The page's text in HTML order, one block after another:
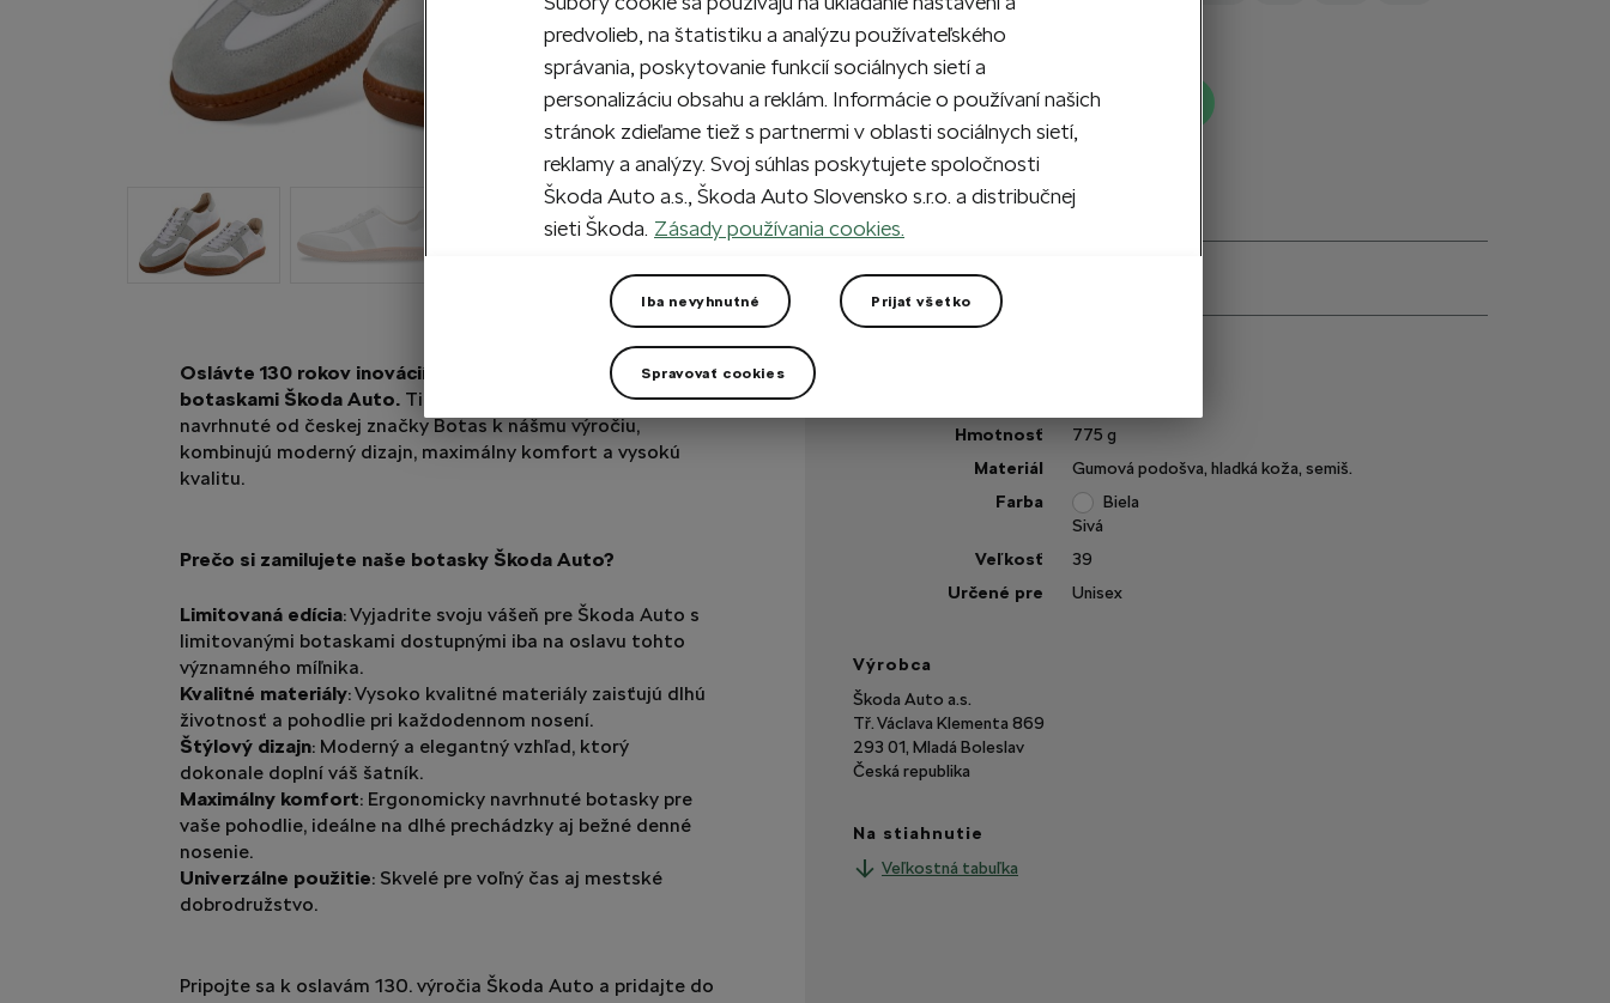
+2 viac
Oslávte 130 rokov inovácií a tradície s exkluzívnymi
botaskami Škoda Auto. Tieto jedinečné topánky, špeciálne
navrhnuté od českej značky Botas k nášmu výročiu,
kombinujú moderný dizajn, maximálny komfort a vysokú
kvalitu.
Prečo si zamilujete naše botasky Škoda Auto?
Limitovaná edícia: Vyjadrite svoju vášeň pre Škoda Auto s
limitovanými botaskami dostupnými iba na oslavu tohto
významného míľnika.
Kvalitné materiály: Vysoko kvalitné materiály zaisťujú dlhú
životnosť a pohodlie pri každodennom nosení.
Štýlový dizajn: Moderný a elegantný vzhľad, ktorý
dokonale doplní váš šatník.
Maximálny komfort: Ergonomicky navrhnuté botasky pre
vaše pohodlie, ideálne na dlhé prechádzky aj bežné denné
nosenie.
Univerzálne použitie: Skvelé pre voľný čas aj mestské
dobrodružstvo.
Pripojte sa k oslavám 130. výročia Škoda Auto a pridajte do
44
1 Pridať do košíka
Na sklade
Máte otázku?
Hmotnosť
775 g
Materiál
Gumová podošva, hladká koža, semiš.
Farba
Biela
Sivá
Veľkosť
39
Určené pre
Unisex
Výrobca
Škoda Auto a.s.
Tř. Václava Klementa 869
293 01, Mladá Boleslav
Česká republika
Na stiahnutie
Veľkostná tabuľka
predvolieb, na štatistiku a analýzu používateľského
správania, poskytovanie funkcií sociálnych sietí a
personalizáciu obsahu a reklám. Informácie o používaní našich
stránok zdieľame tiež s partnermi v oblasti sociálnych sietí,
reklamy a analýzy. Svoj súhlas poskytujete spoločnosti
Škoda Auto a.s., Škoda Auto Slovensko s.r.o. a distribučnej
sieti Škoda. Zásady používania cookies.
Iba nevyhnutné Prijať všetko
Spravovať cookies